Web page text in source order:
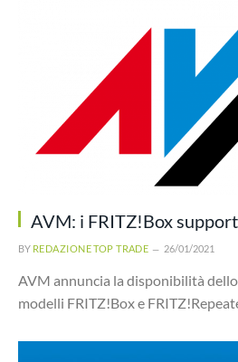
AVM: i FRITZ!Box
BY REDAZIONE TOP TRADE 26/01/2021
AVM annuncia la disponibilità
modelli FRITZ!Box e